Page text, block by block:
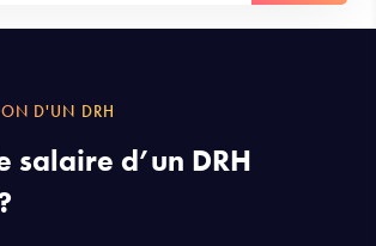
D'UN DRH
salaire d’un DRH